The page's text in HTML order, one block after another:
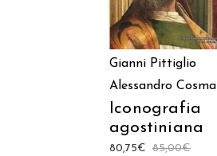
Gianni Pittiglio
Alessandro Cosma
Iconografia
agostiniana
85,00€
80,75€